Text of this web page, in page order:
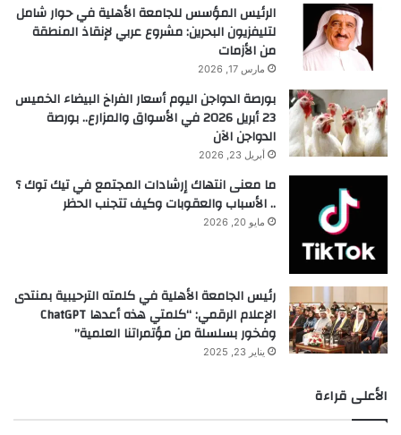
الرئيس المؤسس للجامعة الأهلية في حوار شامل
لتليفزيون البحرين: مشروع عربي لإنقاذ المنطقة
من الأزمات
مارس 17, 2026
بورصة الدواجن اليوم أسعار الفراخ البيضاء الخميس
23 أبريل 2026 في الأسواق والمزارع.. بورصة
الدواجن الآن
أبريل 23, 2026
ما معنى انتهاك إرشادات المجتمع في تيك توك ؟
.. الأسباب والعقوبات وكيف تتجنب الحظر
مايو 20, 2026
رئيس الجامعة الأهلية في كلمته الترحيبية بمنتدى
الإعلام الرقمي: “كلمتي هذه أعدها ChatGPT
وفخور بسلسلة من مؤتمراتنا العلمية”
يناير 23, 2025
الأعلى قراءة